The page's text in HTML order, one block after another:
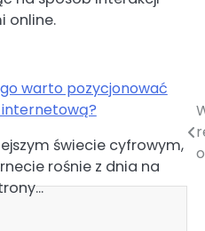
online.
warto pozycjonować
świecie cyfrowym,
rośnie z dnia na